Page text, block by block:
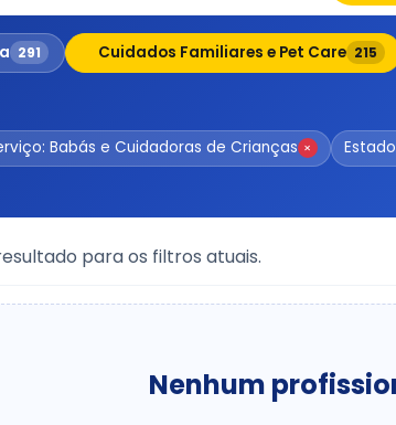
291 Cuidados Familiares e Pet Care 215
Babás e Cuidadoras de Crianças ×
para os filtros atuais.
Nenhum